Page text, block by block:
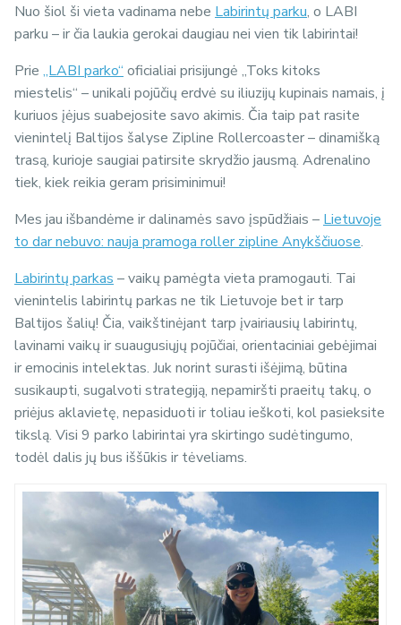
Nuo šiol ši vieta vadinama nebe Labirintų parku, o LABI
parku – ir čia laukia gerokai daugiau nei vien tik labirintai!
Prie „LABI parko“ oficialiai prisijungė „Toks kitoks
miestelis“ – unikali pojūčių erdvė su iliuzijų kupinais namais, į
kuriuos įėjus suabejosite savo akimis. Čia taip pat rasite
vienintelį Baltijos šalyse Zipline Rollercoaster – dinamišką
trasą, kurioje saugiai patirsite skrydžio jausmą. Adrenalino
tiek, kiek reikia geram prisiminimui!
Mes jau išbandėme ir dalinamės savo įspūdžiais – Lietuvoje
to dar nebuvo: nauja pramoga roller zipline Anykščiuose.
Labirintų parkas – vaikų pamėgta vieta pramogauti. Tai
vienintelis labirintų parkas ne tik Lietuvoje bet ir tarp
Baltijos šalių! Čia, vaikštinėjant tarp įvairiausių labirintų,
lavinami vaikų ir suaugusiųjų pojūčiai, orientaciniai gebėjimai
ir emocinis intelektas. Juk norint surasti išėjimą, būtina
susikaupti, sugalvoti strategiją, nepamiršti praeitų takų, o
priėjus aklavietę, nepasiduoti ir toliau ieškoti, kol pasieksite
tikslą. Visi 9 parko labirintai yra skirtingo sudėtingumo,
todėl dalis jų bus iššūkis ir tėveliams.